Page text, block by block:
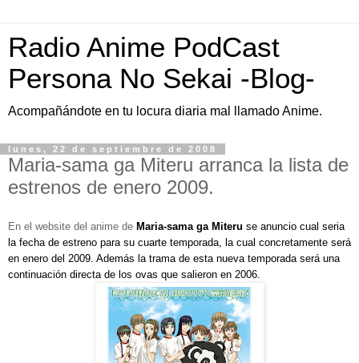
Radio Anime PodCast
Persona No Sekai -Blog-
Acompañándote en tu locura diaria mal llamado Anime.
lunes, 22 de septiembre de 2008
Maria-sama ga Miteru arranca la lista de
estrenos de enero 2009.
En el website del anime de Maria-sama ga Miteru se anuncio cual seria
la fecha de estreno para su cuarte temporada, la cual concretamente será
en enero del 2009. Además la trama de esta nueva temporada será una
continuación directa de los ovas que salieron en 2006.